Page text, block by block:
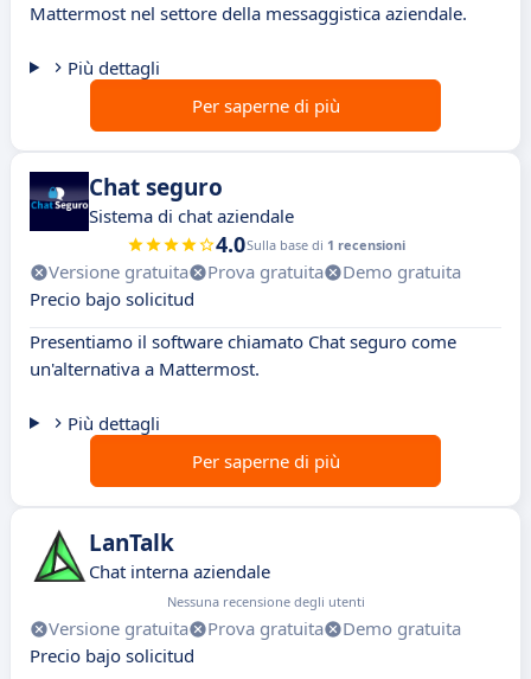
Mattermost nel settore della messaggistica aziendale.
Più dettagli
Per saperne di più
Chat seguro
Sistema di chat aziendale
4.0Sulla base di 1 recensioni
Versione gratuita Prova gratuita
Demo gratuita
Precio bajo solicitud
Presentiamo il software chiamato Chat seguro come
un'alternativa a Mattermost.
Più dettagli
Per saperne di più
LanTalk
Chat interna aziendale
Nessuna recensione degli utenti
Versione gratuita Prova gratuita
Demo gratuita
Precio bajo solicitud